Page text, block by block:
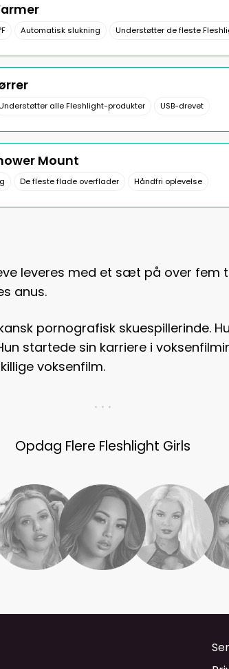
Automatisk slukning Understøtter de fleste
alle Fleshlight-produkter USB-drevet
Mount
De fleste flade overflader Håndfri oplevelse
leveres med et sæt på over fem
anus.
pornografisk skuespillerinde.
startede sin karriere i
voksenfilm.
. . .
Opdag Flere Fleshlight Girls